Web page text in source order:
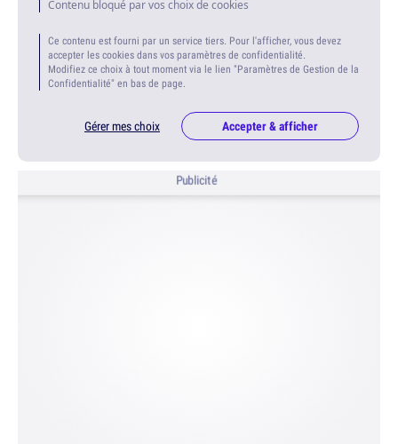
Contenu bloqué par vos choix de cookies
Ce contenu est fourni par un service tiers. Pour l'afficher, vous devez
accepter les cookies dans vos paramètres de confidentialité.
Modifiez ce choix à tout moment via le lien "Paramètres de Gestion de la
Confidentialité" en bas de page.
Gérer mes choix Accepter & afficher
Publicité